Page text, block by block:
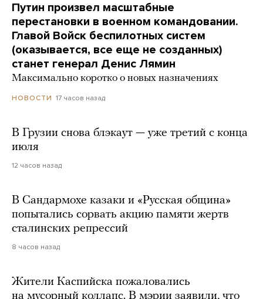
Путин произвел масштабные
перестановки в военном командовании.
Главой Войск беспилотных систем
(оказывается, все еще не созданных)
станет генерал Денис Лямин
Максимально коротко о новых назначениях
НОВОСТИ 17 часов назад
В Грузии снова блэкаут — уже третий с конца
июля
12 часов назад
В Сандармохе казаки и «Русская община»
попытались сорвать акцию памяти жертв
сталинских репрессий
8 часов назад
Жители Каспийска пожаловались
на мусорный коллапс. В мэрии заявили, что